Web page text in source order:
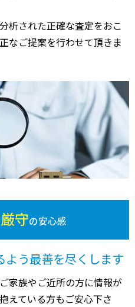
析された正確な査定をおこ
なご提案を行わせて頂きま
守の安心感
よう最善を尽くします
家族やご近所の方に情報が
えている方もご安心下さ